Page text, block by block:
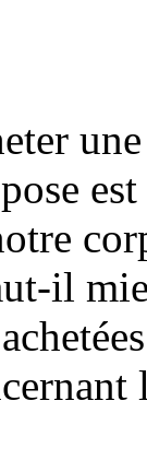
il